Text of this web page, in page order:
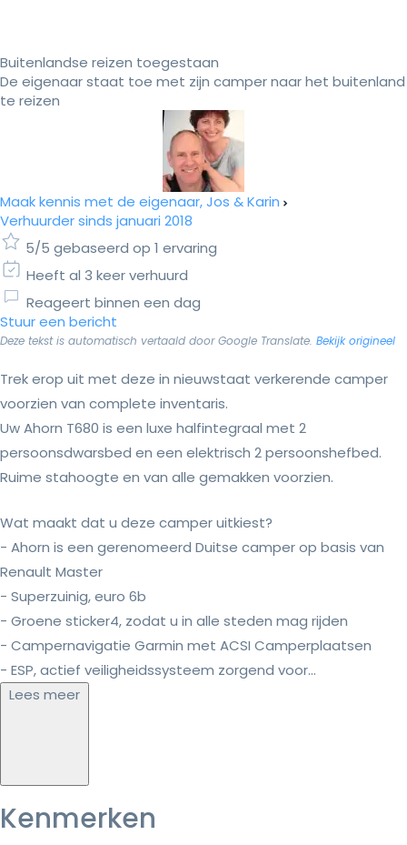
Buitenlandse reizen toegestaan
De eigenaar staat toe met zijn camper naar het buitenland
te reizen
Maak kennis met de eigenaar, Jos & Karin
Verhuurder sinds januari 2018
5/5 gebaseerd op 1 ervaring
Heeft al 3 keer verhuurd
Reageert binnen een dag
Stuur een bericht
Deze tekst is automatisch vertaald door Google Translate. Bekijk origineel
Trek erop uit met deze in nieuwstaat verkerende camper
voorzien van complete inventaris.
Uw Ahorn T680 is een luxe halfintegraal met 2
persoonsdwarsbed en een elektrisch 2 persoonshefbed.
Ruime stahoogte en van alle gemakken voorzien.
Wat maakt dat u deze camper uitkiest?
- Ahorn is een gerenomeerd Duitse camper op basis van
Renault Master
- Superzuinig, euro 6b
- Groene sticker4, zodat u in alle steden mag rijden
- Campernavigatie Garmin met ACSI Camperplaatsen
- ESP, actief veiligheidssysteem zorgend voor...
Lees meer
Kenmerken